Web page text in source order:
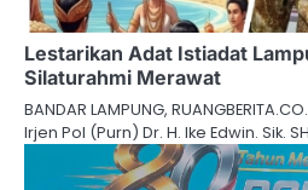
Lestarikan Adat Istiadat
Silaturahmi Merawat
BANDAR LAMPUNG,
Irjen Pol (Purn) Dr. H. Ike Edwin. Sik.